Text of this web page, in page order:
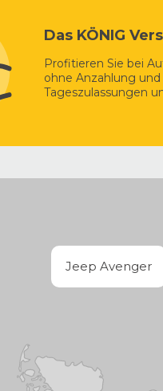
Stabilisatoren und
Das KÖNIG
Profitieren Sie bei
ohne Anzahlung
Tageszulassungen
Jeep Avenger